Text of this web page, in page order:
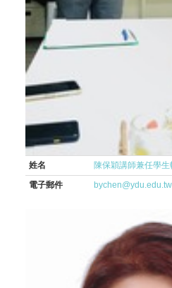
姓名
陳保穎講師兼任學
電子郵件
bychen@ydu.edu.tw